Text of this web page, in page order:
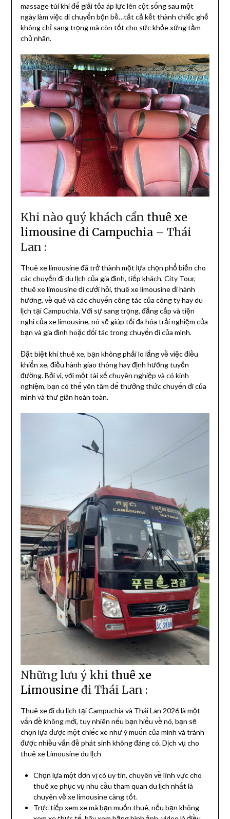
massage túi khí để giải tỏa áp lực lên cột sống sau một
ngày làm việc di chuyển bộn bề…tất cả kết thành chiếc ghế
không chỉ sang trọng mà còn tốt cho sức khỏe xứng tầm
chủ nhân.
Khi nào quý khách cần thuê xe
limousine đi Campuchia– Thái
Lan :
Thuê xe limousine đã trở thành một lựa chọn phổ biến cho
các chuyến đi du lịch của gia đình, tiếp khách, City Tour,
thuê xe limousine đi cưới hỏi, thuê xe limousine đi hành
hương, về quê và các chuyến công tác của công ty hay du
lịch tại Campuchia. Với sự sang trọng, đẳng cấp và tiện
nghi của xe limousine, nó sẽ giúp tối đa hóa trải nghiệm của
bạn và gia đình hoặc đối tác trong chuyến đi của mình.
Đặt biệt khi thuê xe, bạn không phải lo lắng về việc điều
khiển xe, điều hành giao thông hay định hướng tuyến
đường. Bởi vì, với một tài xế chuyên nghiệp và có kinh
nghiệm, bạn có thể yên tâm để thưởng thức chuyến đi của
mình và thư giãn hoàn toàn.
Những lưu ý khi thuê xe
Limousine đi Thái Lan :
Thuê xe đi du lịch tại Campuchia và Thái Lan 2026 là một
vấn đề không mới, tuy nhiên nếu bạn hiểu về nó, bạn sẽ
chọn lựa được một chiếc xe như ý muốn của mình và tránh
được nhiều vấn đề phát sinh không đáng có. Dịch vụ cho
thuê xe Limousine du lịch
Chọn lựa một đơn vị có uy tín, chuyên về lĩnh vực cho
thuê xe phục vụ nhu cầu tham quan du lịch nhất là
chuyên về xe limousine càng tốt.
Trực tiếp xem xe mà bạn muốn thuê, nếu bạn không